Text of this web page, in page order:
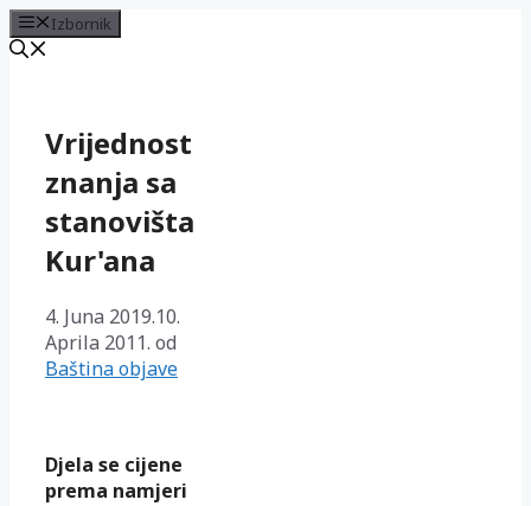
Izbornik
sadržajVrijednost
znanja sa
stanovišta
Kur'ana
4. Juna 2019.10.
Aprila 2011. od
Baština objave
Djela se cijene
prema namjeri